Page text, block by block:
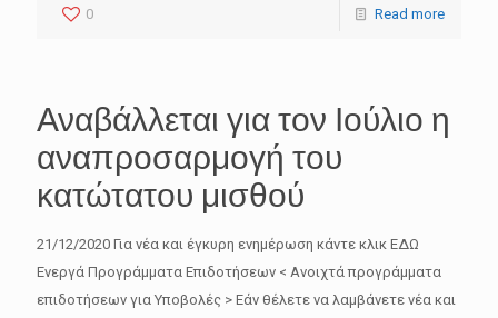
0 Read more
Αναβάλλεται για τον Ιούλιο η
αναπροσαρμογή του
κατώτατου μισθού
21/12/2020 Για νέα και έγκυρη ενημέρωση κάντε κλικ ΕΔΩ
Ενεργά Προγράμματα Επιδοτήσεων < Ανοιχτά προγράμματα
επιδοτήσεων για Υποβολές > Εάν θέλετε να λαμβάνετε νέα και